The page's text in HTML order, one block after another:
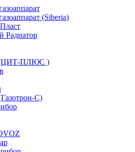
(Siberia)
Радиатор
ПЛЮС )
С)